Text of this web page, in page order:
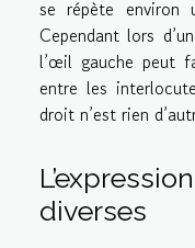
se répète environ
Cependant lors
l’œil gauche peut
entre les
droit n’est rien
diverses